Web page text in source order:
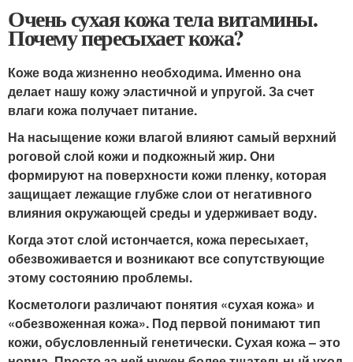
Очень сухая кожа тела витамины.
Почему пересыхает кожа?
Коже вода жизненно необходима. Именно она
делает нашу кожу эластичной и упругой. За счет
влаги кожа получает питание.
На насыщение кожи влагой влияют самый верхний
роговой слой кожи и подкожный жир. Они
формируют на поверхности кожи пленку, которая
защищает лежащие глубже слои от негативного
влияния окружающей среды и удерживает воду.
Когда этот слой истончается, кожа пересыхает,
обезвоживается и возникают все сопутствующие
этому состоянию проблемы.
Косметологи различают понятия «сухая кожа» и
«обезвоженная кожа». Под первой понимают тип
кожи, обусловленный генетически. Сухая кожа – это